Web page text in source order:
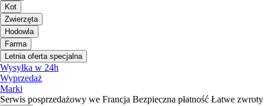
Kot
Zwierzęta
Hodowla
Farma
Letnia oferta specjalna
Wysyłka w 24h
Wyprzedaż
Marki
Serwis posprzedażowy we Francja Bezpieczna płatność Łatwe zwroty